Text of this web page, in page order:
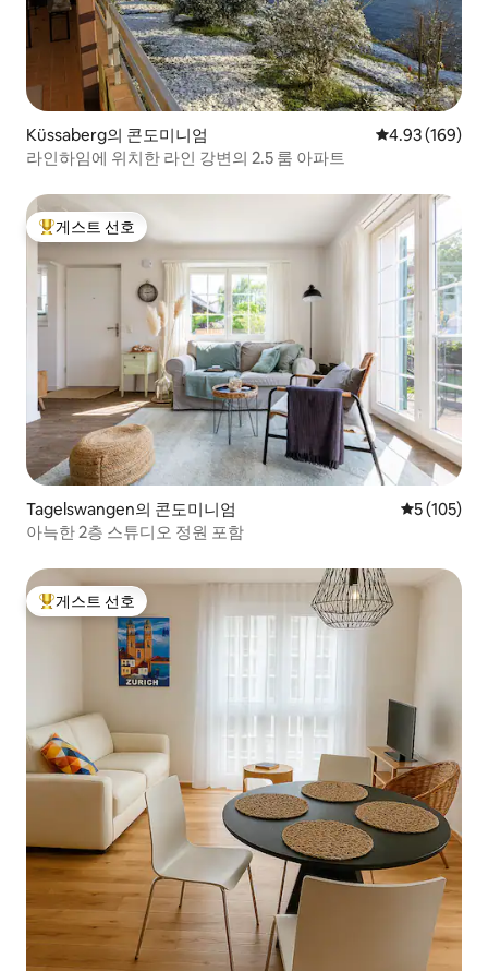
Küssaberg의 콘도미니엄 평점 4.93점(5
4.93 (169)
라인하임에 위치한 라인 강변의 2.5 룸 아파트
상위 게스트 선호
게스트 선호
Tagelswangen의 콘도미니엄 평점 5점(5
5 (105)
아늑한 2층 스튜디오 정원 포함
상위 게스트 선호
게스트 선호